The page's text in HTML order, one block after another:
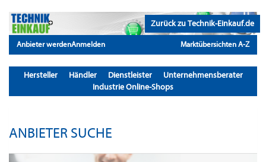
Zurück zu Technik-Einkauf.de
Anbieter werdenAnmelden Marktübersichten A-Z
Hersteller Händler Dienstleister
Unternehmensberater
Industrie Online-Shops
ANBIETER SUCHE